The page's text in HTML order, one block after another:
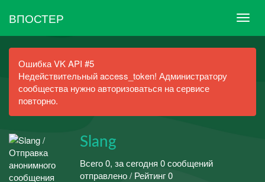
ВПОСТЕР
Ошибка VK API #5
Недействительный access_token! Администратору
сообщества нужно авторизоваться на сервисе
повторно.
Slang
Всего 0, за сегодня 0 сообщений
отправлено / Рейтинг 0